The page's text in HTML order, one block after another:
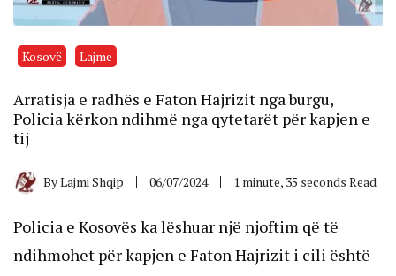
Kosovë Lajme
Arratisja e radhës e Faton Hajrizit nga burgu,
Policia kërkon ndihmë nga qytetarët për kapjen e
tij
ByLajmi Shqip 06/07/2024 1 minute, 35 seconds Read
Policia e Kosovës ka lëshuar një njoftim që të
ndihmohet për kapjen e Faton Hajrizit i cili është